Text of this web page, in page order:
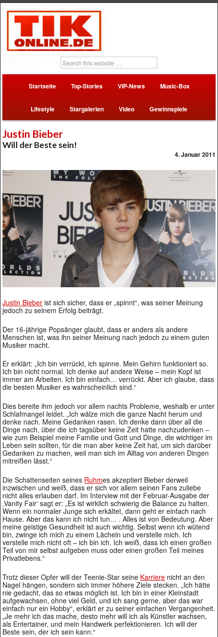
Startseite Top-Stories VIP-News Music-Box
Lifestyle Stargalerien Video Gewinnspiele
Justin Bieber
Will der Beste sein!
4. Januar 2011
Justin Bieber ist sich sicher, dass er „spinnt“, was seiner Meinung
jedoch zu seinem Erfolg beiträgt.
Der 16-jährige Popsänger glaubt, dass er anders als andere
Menschen ist, was ihn seiner Meinung nach jedoch zu einem guten
Musiker macht.
Er erklärt: „Ich bin verrückt, ich spinne. Mein Gehirn funktioniert so.
Ich bin nicht normal. Ich denke auf andere Weise – mein Kopf ist
immer am Arbeiten. Ich bin einfach… verrückt. Aber ich glaube, dass
die besten Musiker es wahrscheinlich sind.“
Dies bereite ihm jedoch vor allem nachts Probleme, weshalb er unter
Schlafmangel leidet. „Ich wälze mich die ganze Nacht herum und
denke nach. Meine Gedanken rasen. Ich denke dann über all die
Dinge nach, über die ich tagsüber keine Zeit hatte nachzudenken –
wie zum Beispiel meine Familie und Gott und Dinge, die wichtiger im
Leben sein sollten, für die man aber keine Zeit hat, um sich darüber
Gedanken zu machen, weil man sich im Alltag von anderen Dingen
mitreißen lässt.“
Die Schattenseiten seines Ruhmes akzeptiert Bieber derweil
inzwischen und weiß, dass er sich vor allem seinen Fans zuliebe
nicht alles erlauben darf. Im Interview mit der Februar-Ausgabe der
‚Vanity Fair‘ sagt er: „Es ist wirklich schwierig die Balance zu halten.
Wenn ein normaler Junge sich erkältet, dann geht er einfach nach
Hause. Aber das kann ich nicht tun… . Alles ist von Bedeutung. Aber
meine geistige Gesundheit ist auch wichtig. Selbst wenn ich wütend
bin, zwinge ich mich zu einem Lächeln und verstelle mich. Ich
verstelle mich nicht oft – ich bin ich. Ich weiß, dass ich einen großen
Teil von mir selbst aufgeben muss oder einen großen Teil meines
Privatlebens.“
Trotz dieser Opfer will der Teenie-Star seine Karriere nicht an den
Nagel hängen, sondern sich immer höhere Ziele stecken. „Ich hätte
nie gedacht, das so etwas möglich ist. Ich bin in einer Kleinstadt
aufgewachsen, ohne viel Geld, und ich sang gerne, aber das war
einfach nur ein Hobby“, erklärt er zu seiner einfachen Vergangenheit.
„Je mehr ich das mache, desto mehr will ich als Künstler wachsen,
als Entertainer, und mein Handwerk perfektionieren. Ich will der
Beste sein, der ich sein kann.“